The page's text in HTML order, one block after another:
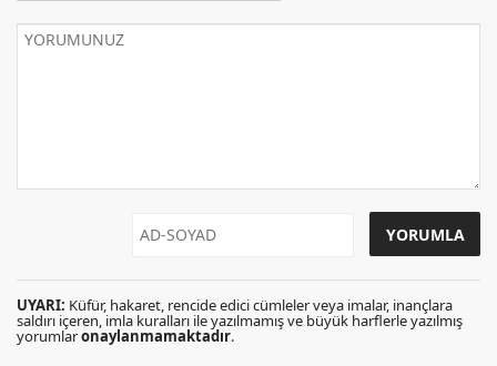
UYARI: Küfür, hakaret, rencide edici cümleler veya imalar, inançlara
saldırı içeren, imla kuralları ile yazılmamış ve büyük harflerle yazılmış
yorumlaronaylanmamaktadır.